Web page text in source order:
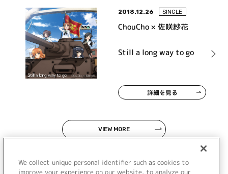
2018.12.26 SINGLE
ChouCho × 佐咲紗花
Still a long way to go
詳細を見る
VIEW MORE
We collect unique personal identifier such as cookies to
improve your experience on our website, to analyze our